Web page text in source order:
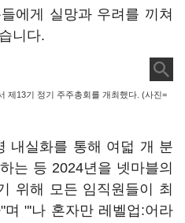
에게 실망과 우려를 끼쳐
니다.
제13기 정기 주주총회를 개최했다. (사진=
내실화를 통해 여덟 개 분
는 등 2024년을 넷마블의
위해 모든 임직원들이 최
"'나 혼자만 레벨업:어라